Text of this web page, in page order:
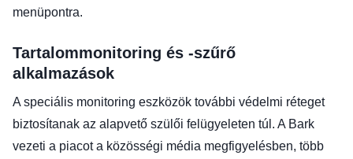
menüpontra.
Tartalommonitoring és -szűrő
alkalmazások
A speciális monitoring eszközök további védelmi réteget
biztosítanak az alapvető szülői felügyeleten túl. A Bark
vezeti a piacot a közösségi média megfigyelésben, több